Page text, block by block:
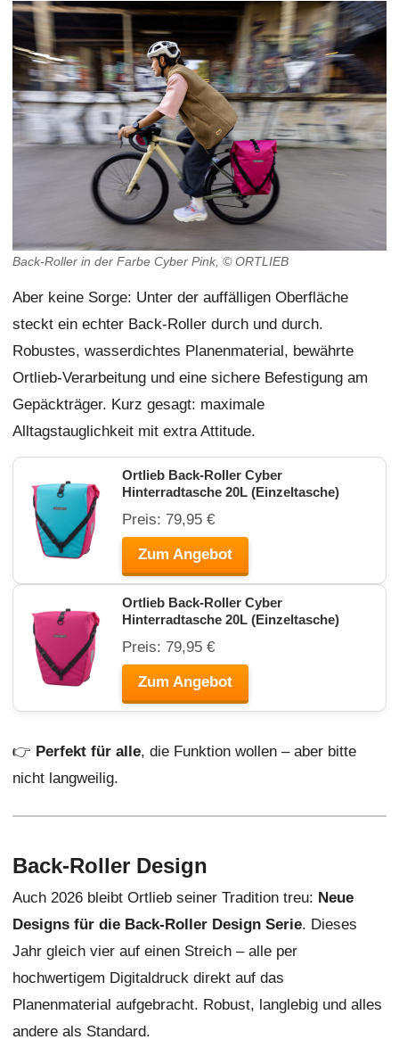
Back-Roller in der Farbe Cyber Pink, © ORTLIEB
Aber keine Sorge: Unter der auffälligen Oberfläche
steckt ein echter Back-Roller durch und durch.
Robustes, wasserdichtes Planenmaterial, bewährte
Ortlieb-Verarbeitung und eine sichere Befestigung am
Gepäckträger. Kurz gesagt: maximale
Alltagstauglichkeit mit extra Attitude.
Ortlieb Back-Roller Cyber
Hinterradtasche 20L (Einzeltasche)
Preis: 79,95 €
Zum Angebot
Ortlieb Back-Roller Cyber
Hinterradtasche 20L (Einzeltasche)
Preis: 79,95 €
Zum Angebot
👉 Perfekt für alle, die Funktion wollen – aber bitte
nicht langweilig.
Back-Roller Design
Auch 2026 bleibt Ortlieb seiner Tradition treu: Neue
Designs für die Back-Roller Design Serie. Dieses
Jahr gleich vier auf einen Streich – alle per
hochwertigem Digitaldruck direkt auf das
Planenmaterial aufgebracht. Robust, langlebig und alles
andere als Standard.